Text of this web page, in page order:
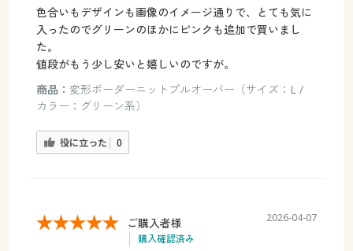
色合いもデザインも画像のイメージ通りで、とても気に
入ったのでグリーンのほかにピンクも追加で買いまし
た。
値段がもう少し安いと嬉しいのですが。
商品： 変形ボーダーニットプルオーバー（サイズ：L /
カラー：グリーン系）
役に立った 0
ご購入者様
購入確認済み
2026-04-07